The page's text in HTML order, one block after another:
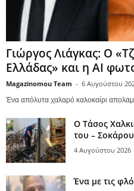
Γιώργος Λιάγκας: Ο
Ελλάδας» και η AI
Magazinomou Team - 6 Αυγούστου
Ένα απόλυτα χαλαρό καλοκαίρι
Ο Τάσος
του –
4 Αυγούστου 2026
Ένα με τις